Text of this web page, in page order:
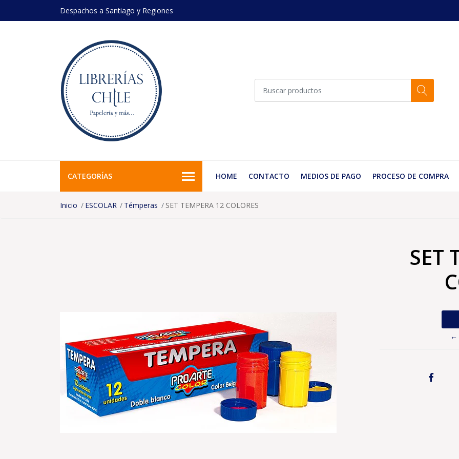
Despachos a Santiago y Regiones
CATEGORÍAS HOME CONTACTO MEDIOS DE PAGO PROCESO DE COMPRA
Inicio ESCOLAR Témperas SET TEMPERA 12 COLORES
SET
←